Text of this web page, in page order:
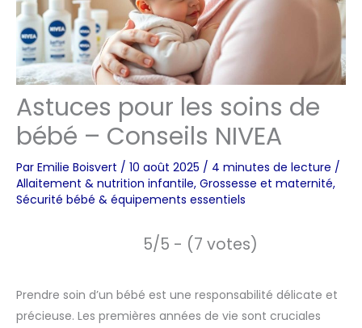
Astuces pour les soins de
bébé – Conseils NIVEA
Par Emilie Boisvert / 10 août 2025 / 4 minutes de lecture /
Allaitement & nutrition infantile, Grossesse et maternité,
Sécurité bébé & équipements essentiels
5/5 - (7 votes)
Prendre soin d’un bébé est une responsabilité délicate et
précieuse. Les premières années de vie sont cruciales